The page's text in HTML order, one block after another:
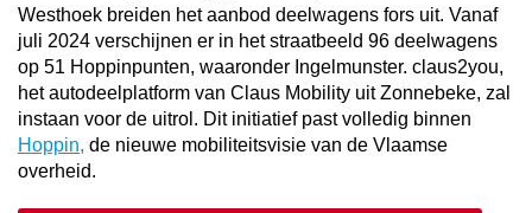
Westhoek breiden het aanbod deelwagens fors uit. Vanaf
juli 2024 verschijnen er in het straatbeeld 96 deelwagens
op 51 Hoppinpunten, waaronder Ingelmunster. claus2you,
het autodeelplatform van Claus Mobility uit Zonnebeke, zal
instaan voor de uitrol. Dit initiatief past volledig binnen
Hoppin, de nieuwe mobiliteitsvisie van de Vlaamse
overheid.